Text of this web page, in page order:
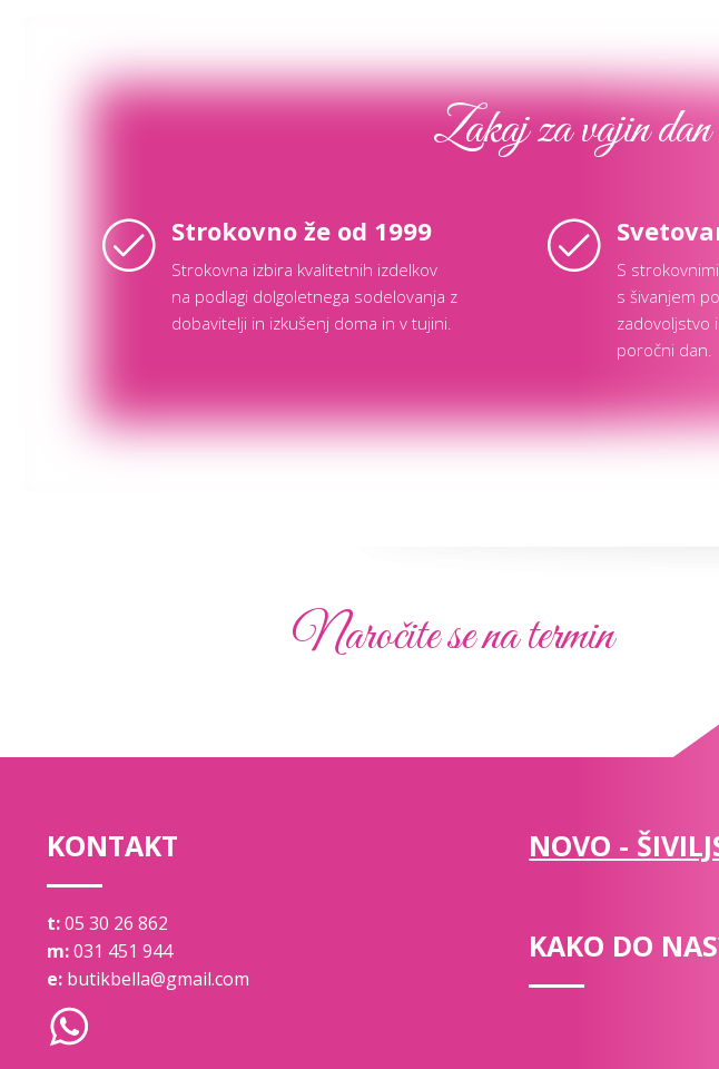
Zakaj za vajin
Strokovno že od 1999
Strokovna izbira kvalitetnih izdelkov
na podlagi dolgoletnega sodelovanja z
dobavitelji in izkušenj doma in v tujini.
S
s šivanjem
zadovoljstvo
poročni dan.
Naročite se na termin
KONTAKT
t:05 30 26 862
m:031 451 944
e: butikbella@gmail.com
NOVO -
KAKO DO